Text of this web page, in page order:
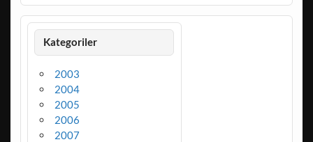
Kategoriler
2003
2004
2005
2006
2007